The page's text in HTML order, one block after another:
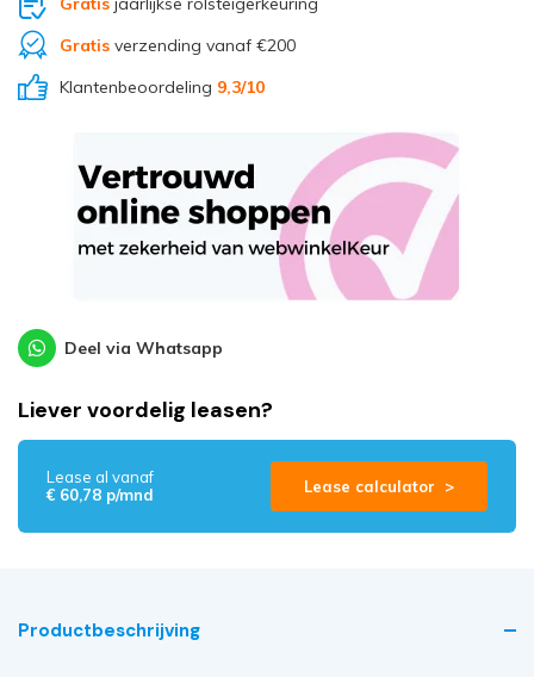
Gratisverzending vanaf €200
Klantenbeoordeling 9,3/10
Deel via Whatsapp
Liever voordelig leasen?
Lease al vanaf
€ 60,78 p/mnd
Lease calculator >
Productbeschrijving